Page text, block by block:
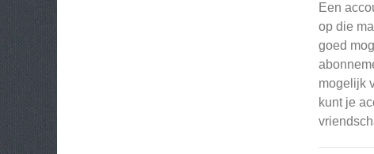
Een
op die
goed
mogelijk
kunt je